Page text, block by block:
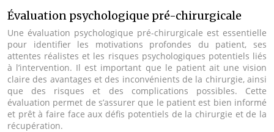
Évaluation psychologique pré-chirurgicale
Une évaluation psychologique pré-chirurgicale est essentielle
pour identifier les motivations profondes du patient, ses
attentes réalistes et les risques psychologiques potentiels liés
à l’intervention. Il est important que le patient ait une vision
claire des avantages et des inconvénients de la chirurgie, ainsi
que des risques et des complications possibles. Cette
évaluation permet de s’assurer que le patient est bien informé
et prêt à faire face aux défis potentiels de la chirurgie et de la
récupération.